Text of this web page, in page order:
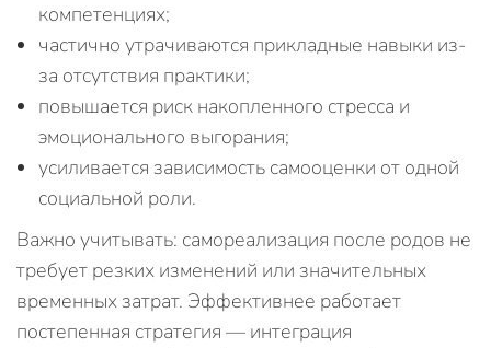
компетенциях;
частично утрачиваются прикладные навыки из-
за отсутствия практики;
повышается риск накопленного стресса и
эмоционального выгорания;
усиливается зависимость самооценки от одной
социальной роли.
Важно учитывать: самореализация после родов не
требует резких изменений или значительных
временных затрат. Эффективнее работает
постепенная стратегия — интеграция